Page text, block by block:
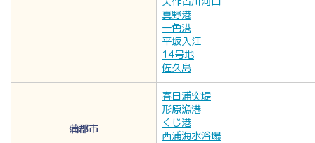
真野港
一色港
平坂入江
14号地
佐久島
蒲郡市
春日浦突堤
形原漁港
くじ港
西浦海水浴場